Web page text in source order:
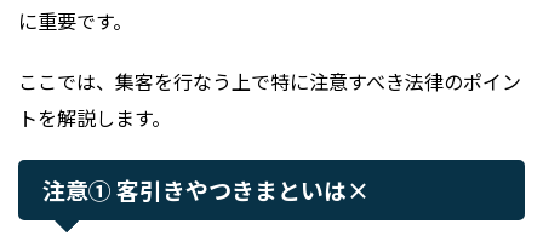
に重要です。
ここでは、集客を行なう上で特に注意すべき法律のポイン
トを解説します。
注意① 客引きやつきまといは×